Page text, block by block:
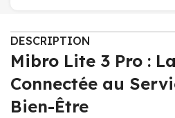
DESCRIPTION
Mibro Lite 3 Pro :
Connectée au
Bien-Être